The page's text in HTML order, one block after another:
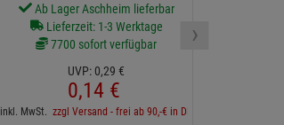
Ab Lager Aschheim lieferbar
Lieferzeit: 1-3 Werktage
7700 sofort verfügbar
UVP: 0,29 €
0,14 €
inkl. MwSt. zzgl Versand - frei ab 90,-€ in DE
›